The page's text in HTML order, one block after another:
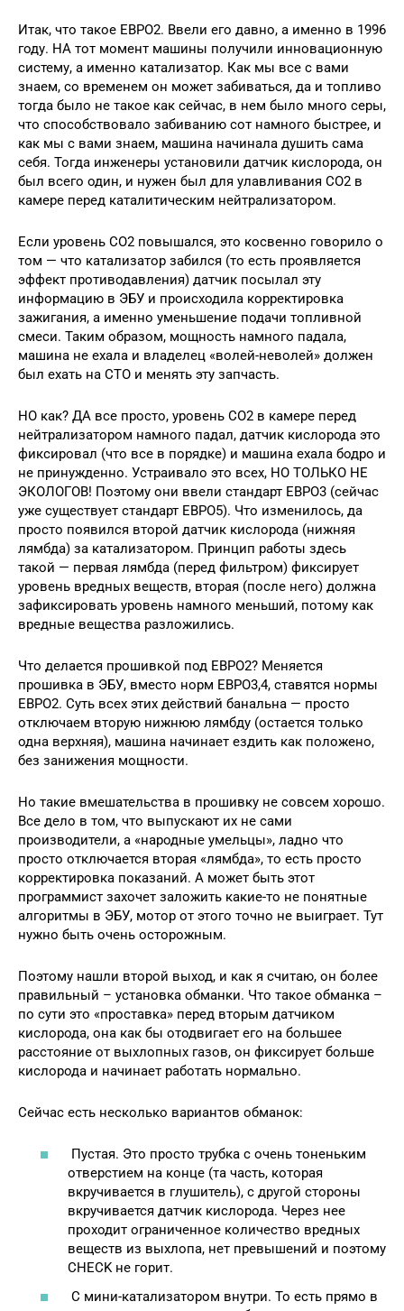
Итак, что такое ЕВРО2. Ввели его давно, а именно в 1996
году. НА тот момент машины получили инновационную
систему, а именно катализатор. Как мы все с вами
знаем, со временем он может забиваться, да и топливо
тогда было не такое как сейчас, в нем было много серы,
что способствовало забиванию сот намного быстрее, и
как мы с вами знаем, машина начинала душить сама
себя. Тогда инженеры установили датчик кислорода, он
был всего один, и нужен был для улавливания CO2 в
камере перед каталитическим нейтрализатором.
Если уровень CO2 повышался, это косвенно говорило о
том — что катализатор забился (то есть проявляется
эффект противодавления) датчик посылал эту
информацию в ЭБУ и происходила корректировка
зажигания, а именно уменьшение подачи топливной
смеси. Таким образом, мощность намного падала,
машина не ехала и владелец «волей-неволей» должен
был ехать на СТО и менять эту запчасть.
НО как? ДА все просто, уровень CO2 в камере перед
нейтрализатором намного падал, датчик кислорода это
фиксировал (что все в порядке) и машина ехала бодро и
не принужденно. Устраивало это всех, НО ТОЛЬКО НЕ
ЭКОЛОГОВ! Поэтому они ввели стандарт ЕВРО3 (сейчас
уже существует стандарт ЕВРО5). Что изменилось, да
просто появился второй датчик кислорода (нижняя
лямбда) за катализатором. Принцип работы здесь
такой — первая лямбда (перед фильтром) фиксирует
уровень вредных веществ, вторая (после него) должна
зафиксировать уровень намного меньший, потому как
вредные вещества разложились.
Что делается прошивкой под ЕВРО2? Меняется
прошивка в ЭБУ, вместо норм ЕВРО3,4, ставятся нормы
ЕВРО2. Суть всех этих действий банальна — просто
отключаем вторую нижнюю лямбду (остается только
одна верхняя), машина начинает ездить как положено,
без занижения мощности.
Но такие вмешательства в прошивку не совсем хорошо.
Все дело в том, что выпускают их не сами
производители, а «народные умельцы», ладно что
просто отключается вторая «лямбда», то есть просто
корректировка показаний. А может быть этот
программист захочет заложить какие-то не понятные
алгоритмы в ЭБУ, мотор от этого точно не выиграет. Тут
нужно быть очень осторожным.
Поэтому нашли второй выход, и как я считаю, он более
правильный – установка обманки. Что такое обманка –
по сути это «проставка» перед вторым датчиком
кислорода, она как бы отодвигает его на большее
расстояние от выхлопных газов, он фиксирует больше
кислорода и начинает работать нормально.
Сейчас есть несколько вариантов обманок:
Пустая. Это просто трубка с очень тоненьким
отверстием на конце (та часть, которая
вкручивается в глушитель), с другой стороны
вкручивается датчик кислорода. Через нее
проходит ограниченное количество вредных
веществ из выхлопа, нет превышений и поэтому
CHECK не горит.
С мини-катализатором внутри. То есть прямо в